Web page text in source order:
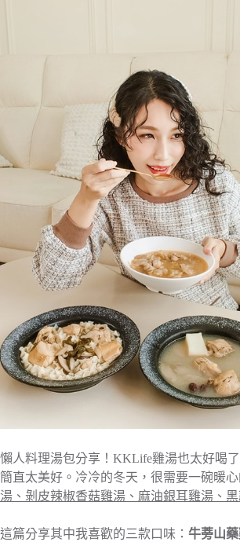
懶人料理湯包分享！KKLife雞湯也太好喝
簡直太美好。冷冷的冬天，很需要一碗暖
湯、剝皮辣椒香菇雞湯、麻油銀耳雞湯、
這篇分享其中我喜歡的三款口味： 牛蒡山